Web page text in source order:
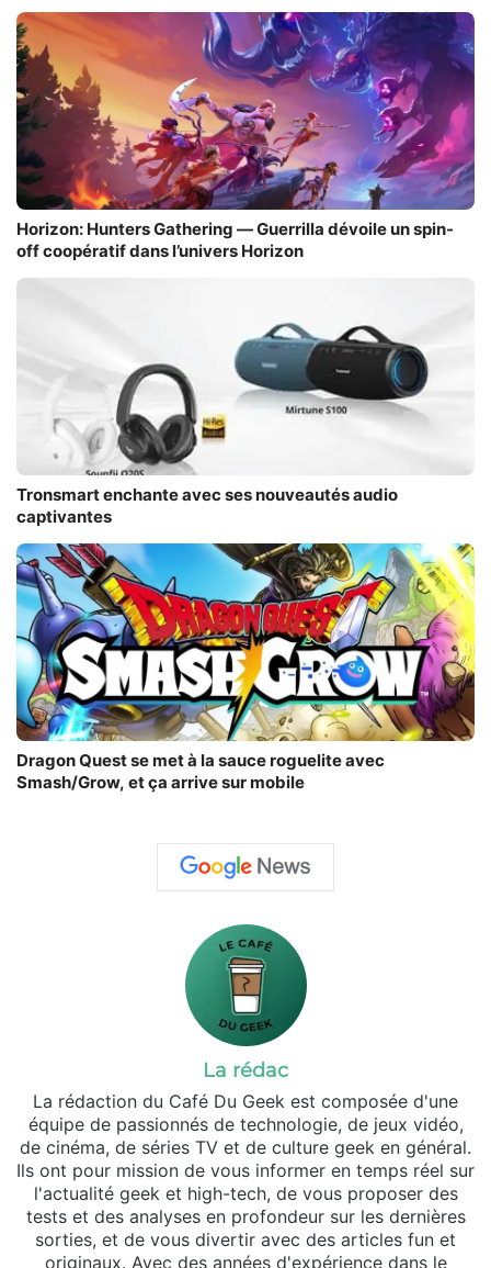
Horizon: Hunters Gathering — Guerrilla dévoile un spin-
off coopératif dans l’univers Horizon
Tronsmart enchante avec ses nouveautés audio
captivantes
Dragon Quest se met à la sauce roguelite avec
Smash/Grow, et ça arrive sur mobile
La rédac
La rédaction du Café Du Geek est composée d'une
équipe de passionnés de technologie, de jeux vidéo,
de cinéma, de séries TV et de culture geek en général.
Ils ont pour mission de vous informer en temps réel sur
l'actualité geek et high-tech, de vous proposer des
tests et des analyses en profondeur sur les dernières
sorties, et de vous divertir avec des articles fun et
originaux. Avec des années d'expérience dans le